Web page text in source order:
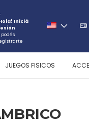
Iniciá
podés
JUEGOS FISICOS